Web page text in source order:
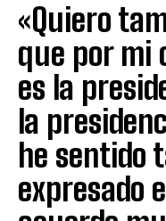
«Quiero
que por mi
es la
la
he sentido
expresado